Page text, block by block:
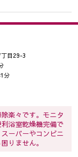
目29-3
分
楽々です。モニタ
浴室乾燥機完備で
ーパーやコンビニ
りません。